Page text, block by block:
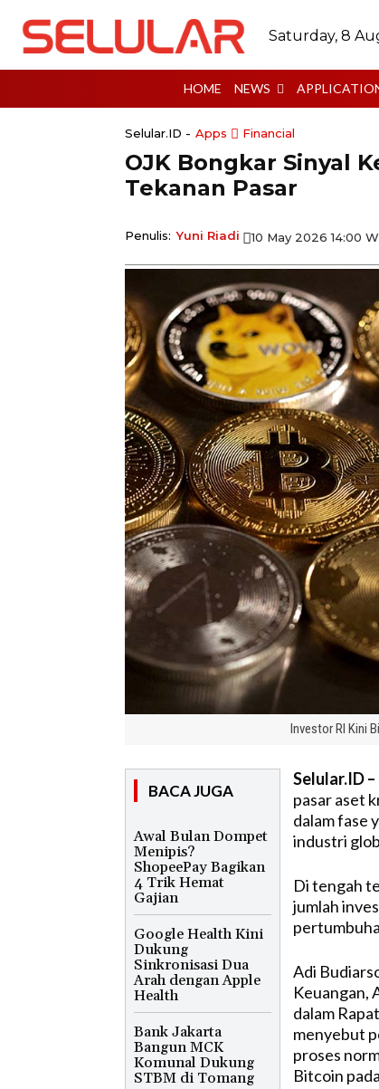
Saturday, 8
HOME NEWS
Selular.ID - Apps Financial
OJK Bongkar Sinyal
Tekanan Pasar
Penulis: Yuni Riadi 10 May 2026 14:00
Investor RI Kini
BACA JUGA
Awal Bulan Dompet
Menipis?
ShopeePay Bagikan
4 Trik Hemat
Gajian
Google Health Kini
Dukung
Sinkronisasi Dua
Arah dengan Apple
Health
Bank Jakarta
Bangun MCK
Komunal Dukung
STBM di Tomang
Selular.ID –
pasar aset
dalam fase
industri
Di tengah
jumlah
Adi
Keuangan,
dalam
menyebut
proses
Bitcoin